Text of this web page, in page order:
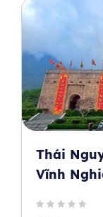
Thái
Vĩnh